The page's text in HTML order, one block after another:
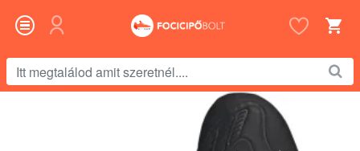
megtalálod